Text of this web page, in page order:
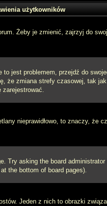
użytkowników
Żeby je zmienić, zajrzyj do
jest problemem, przejdź do
że zmiana strefy czasowej, tak
zarejestrować.
nieprawidłowo, to znaczy, że
Try asking the board
the bottom of board pages).
Jeden z nich to obrazki